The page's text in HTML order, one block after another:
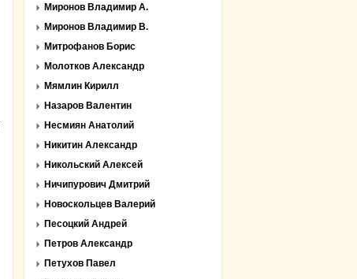
Миронов Владимир А.
Миронов Владимир В.
Митрофанов Борис
Молотков Александр
Мямлин Кирилл
Назаров Валентин
Несмиян Анатолий
Никитин Александр
Никольский Алексей
Ничипурович Дмитрий
Новоскольцев Валерий
Песоцкий Андрей
Петров Александр
Петухов Павел